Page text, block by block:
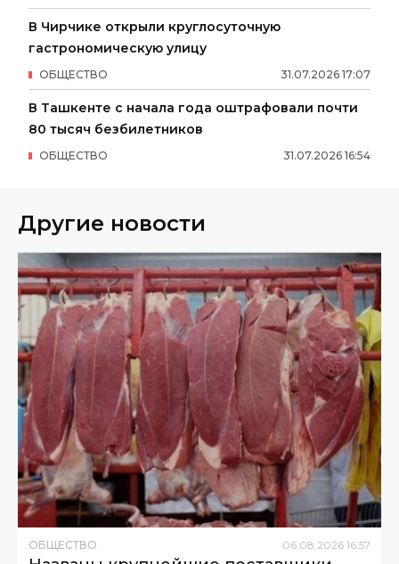
В Чирчике открыли круглосуточную
гастрономическую улицу
31.07.2026 17:07
ОБЩЕСТВО
В Ташкенте с начала года оштрафовали почти
80 тысяч безбилетников
31.07.2026 16:54
ОБЩЕСТВО
Другие новости
ОБЩЕСТВО 06.08.2026 16:57